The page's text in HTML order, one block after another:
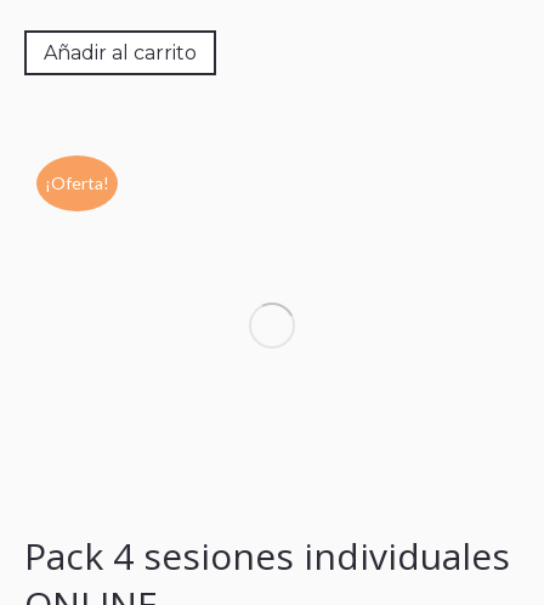
Añadir al carrito
¡Oferta!
Pack 4 sesiones individuales